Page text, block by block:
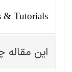
& Tutorials
این